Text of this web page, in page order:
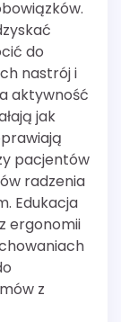
do
nastrój i
aktywność
jak
pacjentów
radzenia
Edukacja
ergonomii
z